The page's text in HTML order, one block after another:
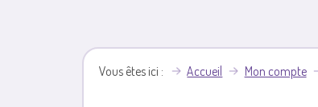
Vous êtes ici Accueil Mon compte